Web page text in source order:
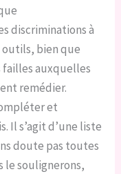
discriminations à
outils, bien que
auxquelles
remédier.
et
Il s’agit d’une liste
doute pas toutes
le soulignerons,